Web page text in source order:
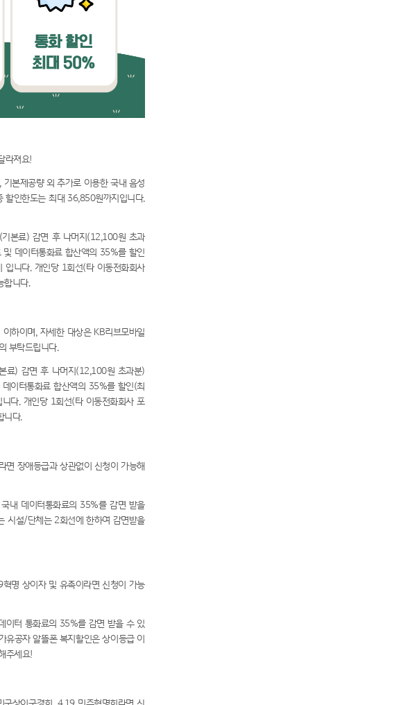
라져요!
본제공량 외 추가로 이용한 국내 음성
인한도는 최대 36,850원까지입니다.
본료) 감면 후 나머지(12,100원 초과
데이터통화료 합산액의 35%를 할인
니다. 개인당 1회선(타 이동전화회사
합니다.
하이며, 자세한 대상은 KB리브모바일
부탁드립니다.
료) 감면 후 나머지(12,100원 초과분)
이터통화료 합산액의 35%를 할인(최
다. 개인당 1회선(타 이동전화회사 포
니다.
면 장애등급과 상관없이 신청이 가능해
내 데이터통화료의 35%를 감면 받을
시설/단체는 2회선에 한하여 감면받을
명 상이자 및 유족이라면 신청이 가능
이터 통화료의 35%를 감면 받을 수 있
유공자 알뜰폰 복지할인은 상이등급 이
주세요!